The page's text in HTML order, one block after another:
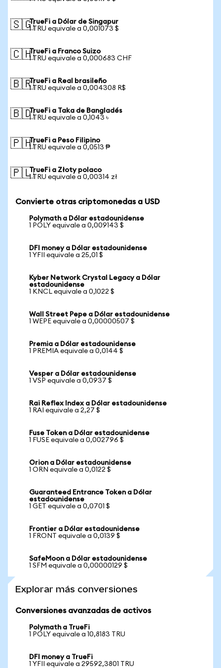
🇸🇬TrueFi a Dólar de Singapur
1 TRU equivale a 0,001073 $
🇨🇭TrueFi a Franco Suizo
1 TRU equivale a 0,000683 CHF
🇧🇷TrueFi a Real brasileño
1 TRU equivale a 0,004308 R$
🇧🇩TrueFi a Taka de Bangladés
1 TRU equivale a 0,1043 ৳
🇵🇭TrueFi a Peso Filipino
1 TRU equivale a 0,0513 ₱
🇵🇱TrueFi a Złoty polaco
1 TRU equivale a 0,00314 zł
Convierte otras criptomonedas a USD
Polymath a Dólar estadounidense
1 POLY equivale a 0,009143 $
DFI money a Dólar estadounidense
1 YFII equivale a 25,01 $
Kyber Network Crystal Legacy a Dólar
estadounidense
1 KNCL equivale a 0,1022 $
Wall Street Pepe a Dólar estadounidense
1 WEPE equivale a 0,00000507 $
Premia a Dólar estadounidense
1 PREMIA equivale a 0,0144 $
Vesper a Dólar estadounidense
1 VSP equivale a 0,0937 $
Rai Reflex Index a Dólar estadounidense
1 RAI equivale a 2,27 $
Fuse Token a Dólar estadounidense
1 FUSE equivale a 0,002796 $
Orion a Dólar estadounidense
1 ORN equivale a 0,0122 $
Guaranteed Entrance Token a Dólar
estadounidense
1 GET equivale a 0,0701 $
Frontier a Dólar estadounidense
1 FRONT equivale a 0,0139 $
SafeMoon a Dólar estadounidense
1 SFM equivale a 0,00000129 $
Explorar más conversiones
Conversiones avanzadas de activos
Polymath a TrueFi
1 POLY equivale a 10,8183 TRU
DFI money a TrueFi
1 YFII equivale a 29592,3801 TRU